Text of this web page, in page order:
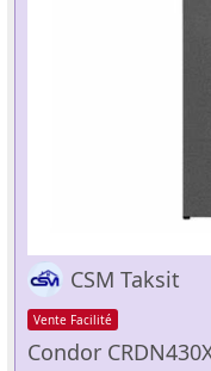
CSM Taksit
Vente Facilité
Condor